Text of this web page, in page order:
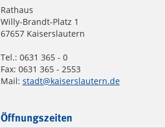
Rathaus
Willy-Brandt-Platz 1
67657 Kaiserslautern
Tel.: 0631 365 - 0
Fax: 0631 365 - 2553
Mail: stadt@kaiserslautern.de
Öffnungszeiten